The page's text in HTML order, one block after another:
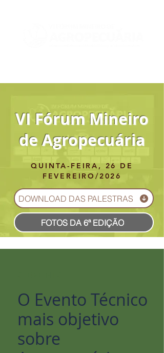
VI Fórum Mineiro
de Agropecuária
QUINTA-FEIRA, 26 DE
FEVEREIRO/2026
DOWNLOAD DAS PALESTRAS
FOTOS DA 6ª EDIÇÃO
O Evento Técnico
mais objetivo
sobre